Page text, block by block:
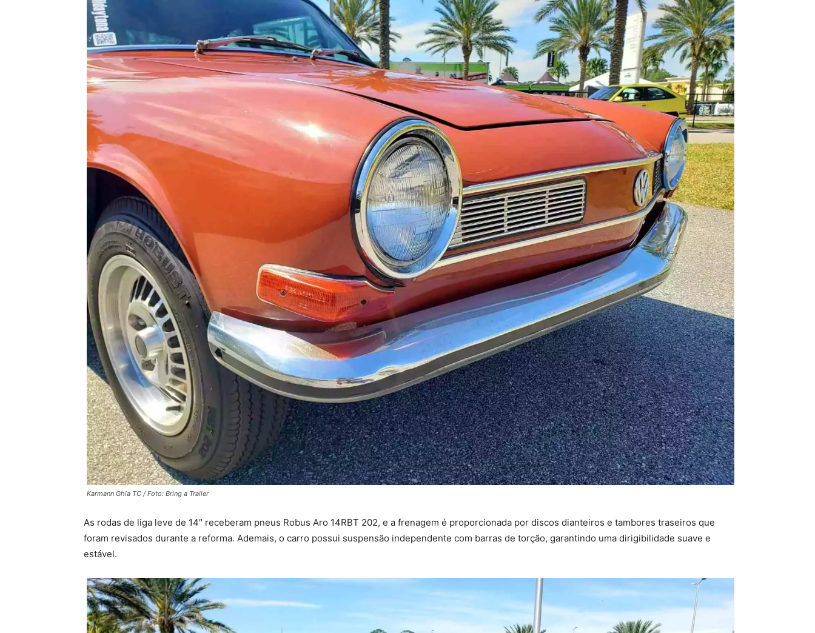
Karmann Ghia TC / Foto: Bring a Trailer
As rodas de liga leve de 14″ receberam pneus Robus Aro 14RBT 202, e a frenagem é proporcionada por discos dianteiros e tambores traseiros que
foram revisados durante a reforma. Ademais, o carro possui suspensão independente com barras de torção, garantindo uma dirigibilidade suave e
estável.